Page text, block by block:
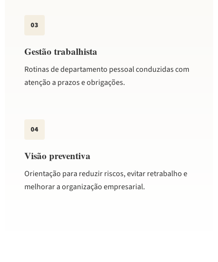
03
Gestão trabalhista
Rotinas de departamento pessoal conduzidas com
atenção a prazos e obrigações.
04
Visão preventiva
Orientação para reduzir riscos, evitar retrabalho e
melhorar a organização empresarial.